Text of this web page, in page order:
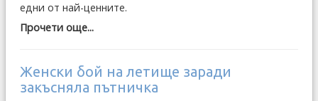
едни от най-ценните.
Прочети още...
Женски бой на летище заради
закъсняла пътничка